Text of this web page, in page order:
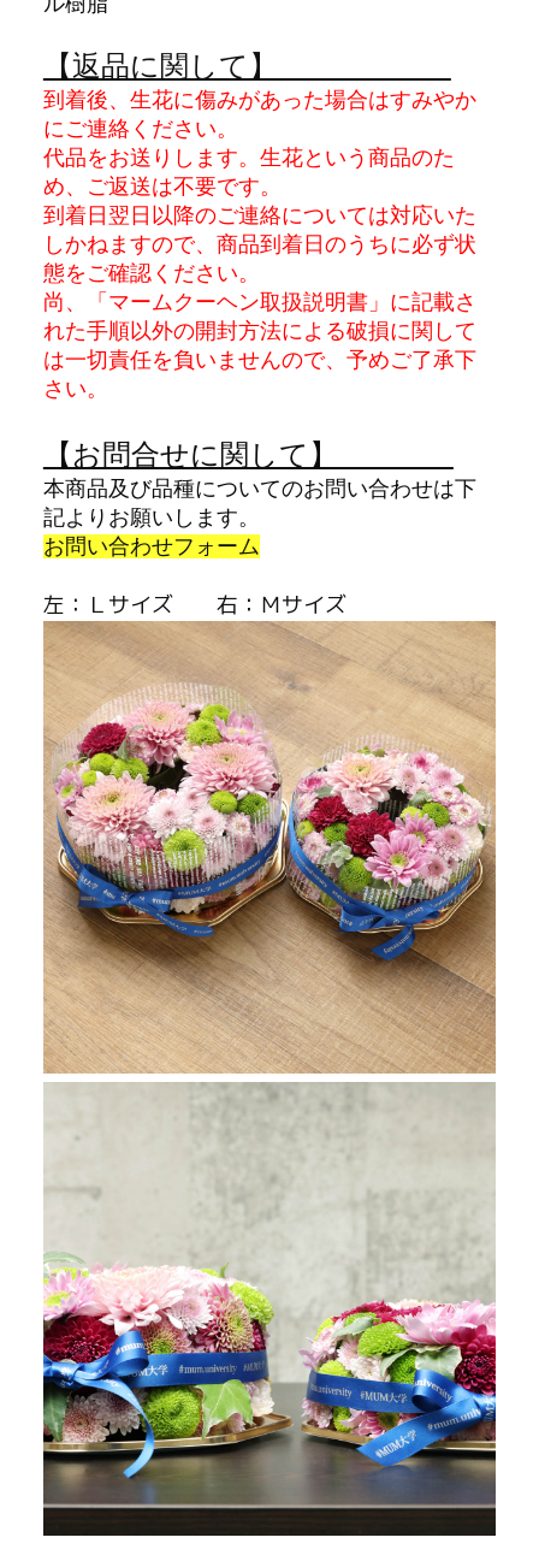
【返品に関して】
到着後、生花に傷みがあった場合はすみやか
にご連絡ください。
代品をお送りします。生花という商品のた
め、ご返送は不要です。
到着日翌日以降のご連絡については対応いた
しかねますので、商品到着日のうちに必ず状
態をご確認ください。
尚、「マームクーヘン取扱説明書」に記載さ
れた手順以外の開封方法による破損に関して
は一切責任を負いませんので、予めご了承下
さい。
【お問合せに関して】
本商品及び品種についてのお問い合わせは下
記よりお願いします。
お問い合わせフォーム
左：Ｌサイズ 右：Ｍサイズ